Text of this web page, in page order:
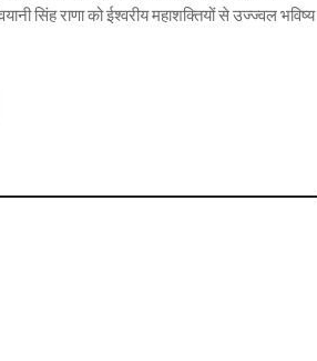
सिंह राणा को ईश्वरीय महाशक्तियों से उज्ज्वल भविष्य